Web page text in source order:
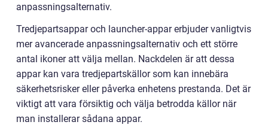
anpassningsalternativ.
Tredjepartsappar och launcher-appar erbjuder vanligtvis
mer avancerade anpassningsalternativ och ett större
antal ikoner att välja mellan. Nackdelen är att dessa
appar kan vara tredjepartskällor som kan innebära
säkerhetsrisker eller påverka enhetens prestanda. Det är
viktigt att vara försiktig och välja betrodda källor när
man installerar sådana appar.